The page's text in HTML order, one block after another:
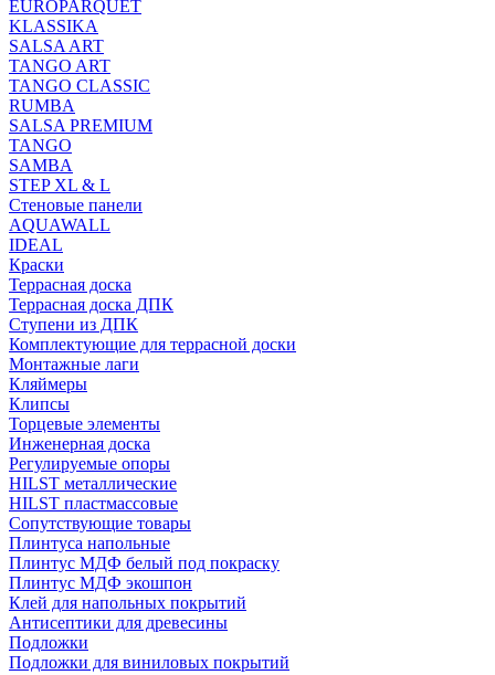
EUROPARQUET
KLASSIKA
SALSA ART
TANGO ART
TANGO CLASSIC
RUMBA
SALSA PREMIUM
TANGO
SAMBA
STEP XL & L
Стеновые панели
AQUAWALL
IDEAL
Краски
Террасная доска
Террасная доска ДПК
Ступени из ДПК
Комплектующие для террасной доски
Монтажные лаги
Кляймеры
Клипсы
Торцевые элементы
Инженерная доска
Регулируемые опоры
HILST металлические
HILST пластмассовые
Сопутствующие товары
Плинтуса напольные
Плинтус МДФ белый под покраску
Плинтус МДФ экошпон
Клей для напольных покрытий
Антисептики для древесины
Подложки
Подложки для виниловых покрытий